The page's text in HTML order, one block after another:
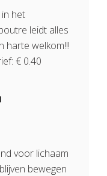
het
leidt alles
harte welkom!!!
€ 0.40
voor lichaam
bewegen